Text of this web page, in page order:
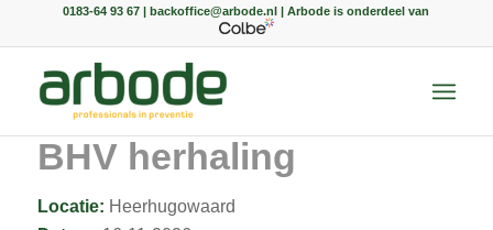
0183-64 93 67 | backoffice@arbode.nl | Arbode is onderdeel van
BHV herhaling
Locatie: Heerhugowaard